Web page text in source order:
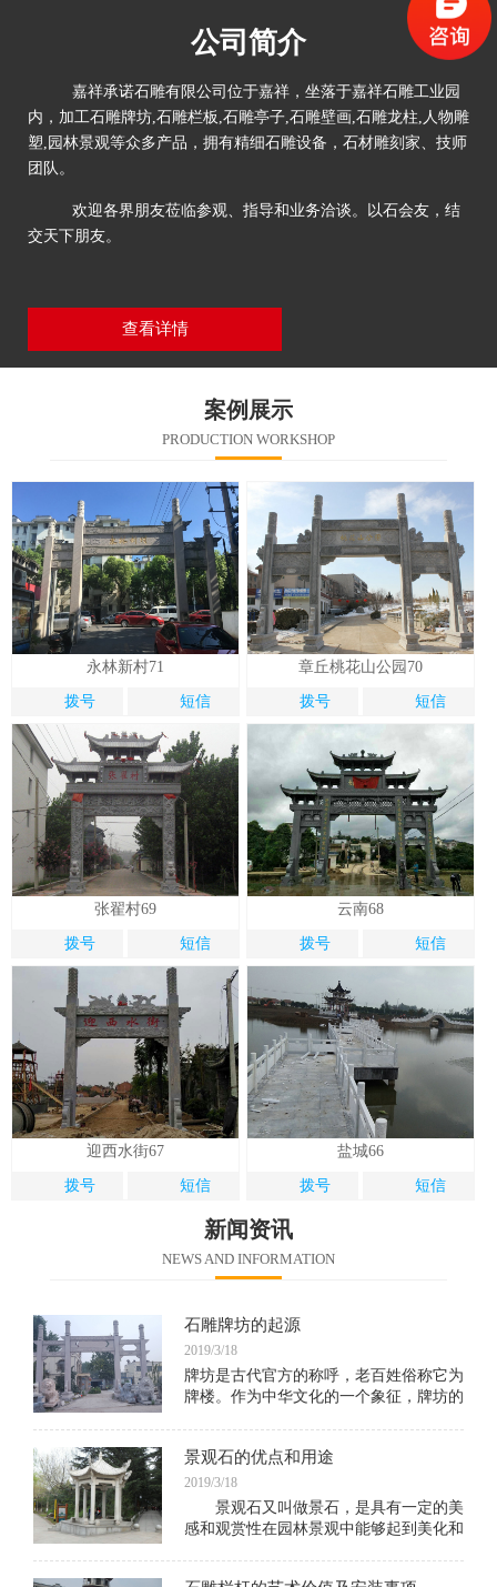
公司简介
嘉祥承诺石雕有限公司位于嘉祥，坐落于嘉祥石雕工业园
内，加工石雕牌坊,石雕栏板,石雕亭子,石雕壁画,石雕龙柱,人物雕
塑,园林景观等众多产品，拥有精细石雕设备，石材雕刻家、技师
团队。
欢迎各界朋友莅临参观、指导和业务洽谈。以石会友，结
交天下朋友。
查看详情
案例展示
PRODUCTION WORKSHOP
永林新村71
拨号 短信
章丘桃花山公园70
拨号 短信
张翟村69
拨号 短信
云南68
拨号 短信
迎西水街67
拨号 短信
盐城66
拨号 短信
新闻资讯
NEWS AND INFORMATION
石雕牌坊的起源
2019/3/18
牌坊是古代官方的称呼，老百姓俗称它为
牌楼。作为中华文化的一个象征，牌坊的
以栖迟。"《诗经》编成于春秋时代，
景观石的优点和用途
2019/3/18
景观石又叫做景石，是具有一定的美
感和观赏性在园林景观中能够起到美化和